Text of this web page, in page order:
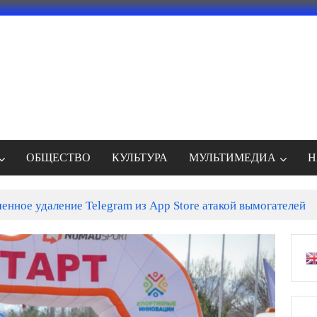
ОБЩЕСТВО КУЛЬТУРА МУЛЬТИМЕДИА
удаление Telegram из App Store атакой вымогателей